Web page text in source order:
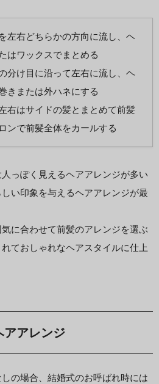
左右どちらかの方向に流し、ヘ
はワックスでまとめる
分け目に沿って左右に流し、ヘ
きまたは外ハネにする
右はサイドの髪とまとめて前髪
ンで前髪全体をカールする
っぽく見えるヘアアレンジが多い
い印象を与えるヘアアレンジが最
に合わせて前髪のアレンジを選ぶ
ておしゃれなヘアスタイルに仕上
アアレンジ
の場合、結婚式のお呼ばれ時には